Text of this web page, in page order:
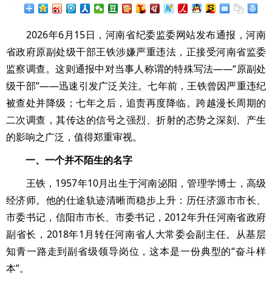
2026年6月15日，河南省纪委监委网站发布通报，河南
省政府原副处级干部王铁涉嫌严重违法，正接受河南省监委
监察调查。这则通报中对当事人称谓的特殊写法——“原副处
级干部”——迅速引发广泛关注。七年前，王铁曾因严重违纪
被查处并降级；七年之后，追责再度降临。跨越漫长周期的
二次调查，其传达的信号之强烈、折射的态势之深刻、产生
的影响之广泛，值得郑重审视。
一、一个并不陌生的名字
王铁，1957年10月出生于河南泌阳，管理学博士，高级
经济师。他的仕途轨迹清晰而稳步上升：历任济源市市长、
市委书记，信阳市市长、市委书记，2012年升任河南省政府
副省长，2018年1月转任河南省人大常委会副主任。从基层
知青一路走到副省级领导岗位，这本是一份典型的“奋斗样
本”。